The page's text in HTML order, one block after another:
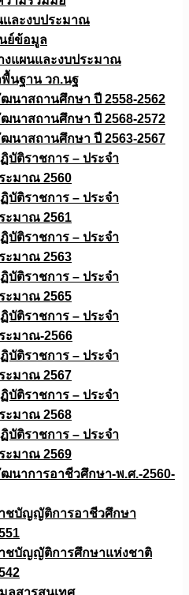
เละงบประมาณ
ย์ข้อมูล
งแผนและงบประมาณ
นฐาน วก.นฐ
นาสถานศึกษา ปี 2558-2562
นาสถานศึกษา ปี 2568-2572
นาสถานศึกษา ปี 2563-2567
บัติราชการ – ประจำ
ะมาณ 2560
บัติราชการ – ประจำ
ะมาณ 2561
บัติราชการ – ประจำ
ะมาณ 2563
บัติราชการ – ประจำ
ะมาณ 2565
บัติราชการ – ประจำ
ะมาณ-2566
บัติราชการ – ประจำ
ะมาณ 2567
บัติราชการ – ประจำ
ะมาณ 2568
บัติราชการ – ประจำ
ะมาณ 2569
นาการอาชีวศึกษา-พ.ศ.-2560-
ชบัญญัติการอาชีวศึกษา
ชบัญญัติการศึกษาแห่งชาติ
ลสารสนเทศ